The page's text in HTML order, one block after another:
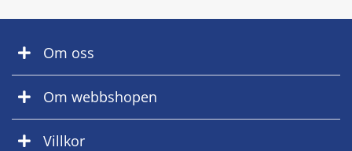
Om oss
Om webbshopen
Villkor